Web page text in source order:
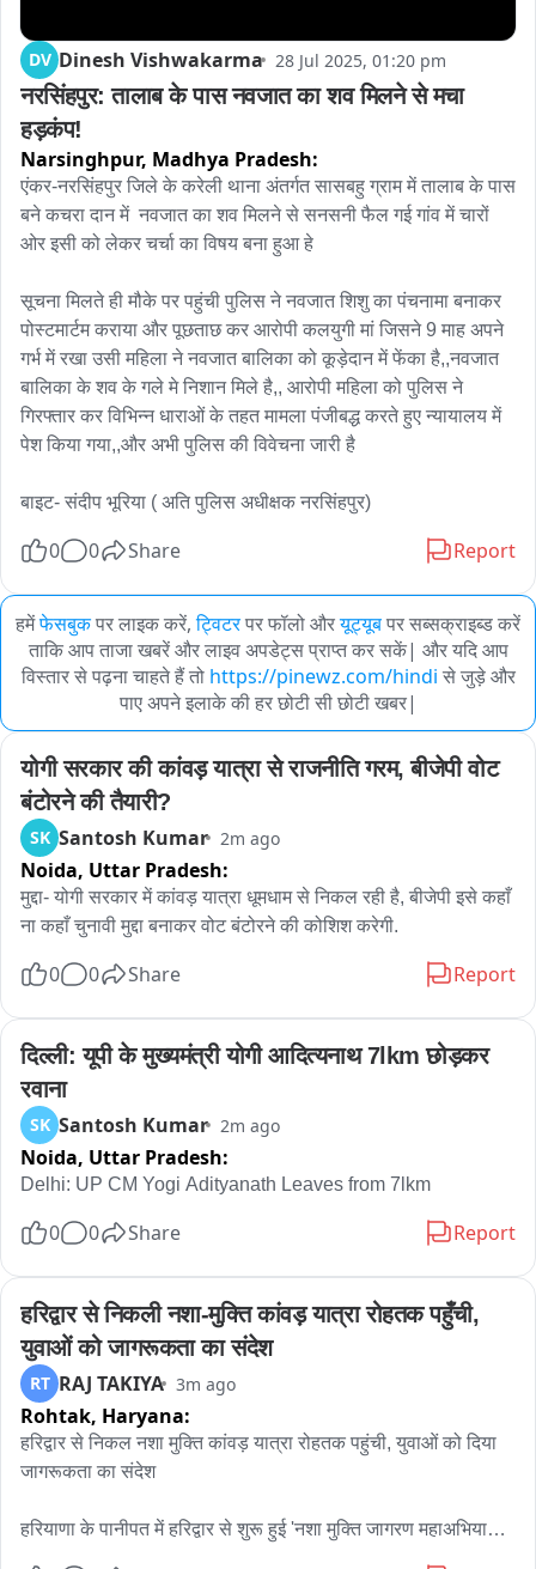
DV Dinesh Vishwakarma 28 Jul 2025, 01:20 pm
नरसिंहपुर: तालाब के पास नवजात का शव मिलने से मचा
हड़कंप!
Narsinghpur, Madhya Pradesh:
एंकर-नरसिंहपुर जिले के करेली थाना अंतर्गत सासबहु ग्राम में तालाब के पास
बने कचरा दान में  नवजात का शव मिलने से सनसनी फैल गई गांव में चारों
ओर इसी को लेकर चर्चा का विषय बना हुआ हे
सूचना मिलते ही मौके पर पहुंची पुलिस ने नवजात शिशु का पंचनामा बनाकर
पोस्टमार्टम कराया और पूछताछ कर आरोपी कलयुगी मां जिसने 9 माह अपने
गर्भ में रखा उसी महिला ने नवजात बालिका को कूड़ेदान में फेंका है,,नवजात
बालिका के शव के गले मे निशान मिले है,, आरोपी महिला को पुलिस ने
गिरफ्तार कर विभिन्न धाराओं के तहत मामला पंजीबद्ध करते हुए न्यायालय में
पेश किया गया,,और अभी पुलिस की विवेचना जारी है
बाइट- संदीप भूरिया ( अति पुलिस अधीक्षक नरसिंहपुर)
0 0 Share Report
हमेंफेसबुकपर लाइक करें, ट्विटरपर फॉलो औरयूट्यूबपर सब्सक्राइब्ड करें
ताकि आप ताजा खबरें और लाइव अपडेट्स प्राप्त कर सकें| और यदि आप
विस्तार से पढ़ना चाहते हैं तो https://pinewz.com/hindi से जुड़े और
पाए अपने इलाके की हर छोटी सी छोटी खबर|
योगी सरकार की कांवड़ यात्रा से राजनीति गरम, बीजेपी वोट
बंटोरने की तैयारी?
SK Santosh Kumar 2m ago
Noida, Uttar Pradesh:
मुद्दा- योगी सरकार में कांवड़ यात्रा धूमधाम से निकल रही है, बीजेपी इसे कहाँ
ना कहाँ चुनावी मुद्दा बनाकर वोट बंटोरने की कोशिश करेगी.
0 0 Share Report
दिल्ली: यूपी के मुख्यमंत्री योगी आदित्यनाथ 7lkm छोड़कर
रवाना
SK Santosh Kumar 2m ago
Noida, Uttar Pradesh:
Delhi: UP CM Yogi Adityanath Leaves from 7lkm
0 0 Share Report
हरिद्वार से निकली नशा-मुक्ति कांवड़ यात्रा रोहतक पहुँची,
युवाओं को जागरूकता का संदेश
RT RAJ TAKIYA 3m ago
Rohtak, Haryana:
हरिद्वार से निकल नशा मुक्ति कांवड़ यात्रा रोहतक पहुंची, युवाओं को दिया
जागरूकता का संदेश
हरियाणा के पानीपत में हरिद्वार से शुरू हुई 'नशा मुक्ति जागरण महाअभियान